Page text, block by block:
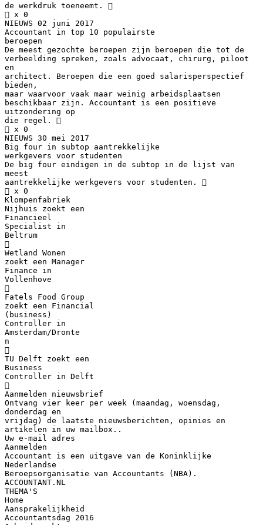
de werkdruk toeneemt. 
 x 0
NIEUWS 02 juni 2017
Accountant in top 10 populairste
beroepen
De meest gezochte beroepen zijn beroepen die tot de
verbeelding spreken, zoals advocaat, chirurg, piloot
en
architect. Beroepen die een goed salarisperspectief
bieden,
maar waarvoor vaak maar weinig arbeidsplaatsen
beschikbaar zijn. Accountant is een positieve
uitzondering op
die regel. 
 x 0
NIEUWS 30 mei 2017
Big four in subtop aantrekkelijke
werkgevers voor studenten
De big four eindigen in de subtop in de lijst van
meest
aantrekkelijke werkgevers voor studenten. 
 x 0
Klompenfabriek
Nijhuis zoekt een
Financieel
Specialist in
Beltrum

Wetland Wonen
zoekt een Manager
Finance in
Vollenhove

Fatels Food Group
zoekt een Financial
(business)
Controller in
Amsterdam/Dronte
n

TU Delft zoekt een
Business
Controller in Delft

Aanmelden nieuwsbrief
Ontvang vier keer per week (maandag, woensdag,
donderdag en
vrijdag) de laatste nieuwsberichten, opinies en
artikelen in uw mailbox..
Uw e-mail adres
Aanmelden
Accountant is een uitgave van de Koninklijke
Nederlandse
Beroepsorganisatie van Accountants (NBA).
ACCOUNTANT.NL
THEMA'S
Home
Aansprakelijkheid
Accountantsdag 2016